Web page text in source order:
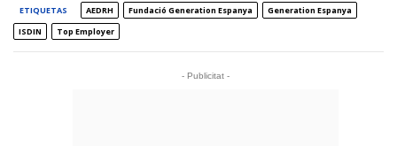
ETIQUETAS AEDRH Fundació Generation Espanya
Generation Espanya
ISDIN
Top Employer
- Publicitat -